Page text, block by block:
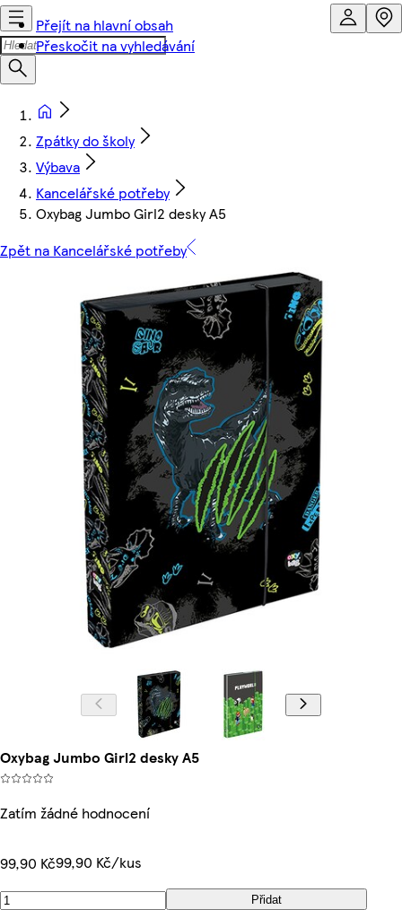
Přejít na hlavní obsah
Přeskočit na vyhledávání
Zpátky do školy
Výbava
Kancelářské potřeby
Oxybag Jumbo Girl2 desky A5
Zpět na Kancelářské potřeby
Oxybag Jumbo Girl2 desky A5
Zatím žádné hodnocení
99,90 Kč99,90 Kč/kus
Přidat